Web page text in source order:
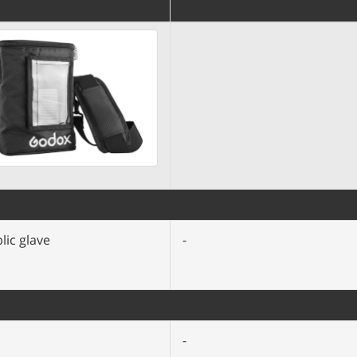
glave -
-